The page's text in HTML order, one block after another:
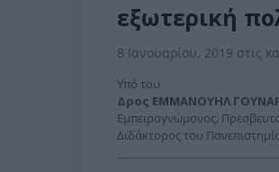
εξωτερική
8 Ιανουαρίου, 2019 στις
Υπό του
Δρος ΕΜΜΑΝΟΥΗΛ
Εμπειρογνώμονος,
Διδάκτορος του